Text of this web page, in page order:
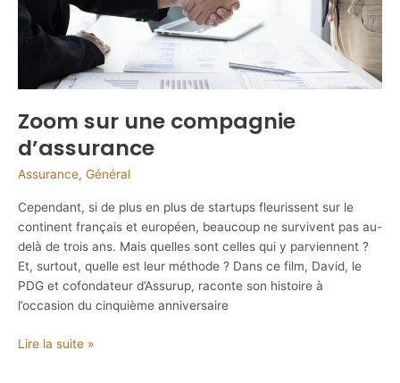
Zoom sur une compagnie
d’assurance
Assurance, Général
Cependant, si de plus en plus de startups fleurissent sur le
continent français et européen, beaucoup ne survivent pas au-
delà de trois ans. Mais quelles sont celles qui y parviennent ?
Et, surtout, quelle est leur méthode ? Dans ce film, David, le
PDG et cofondateur d’Assurup, raconte son histoire à
l’occasion du cinquième anniversaire
Zoom
Lire la suite »